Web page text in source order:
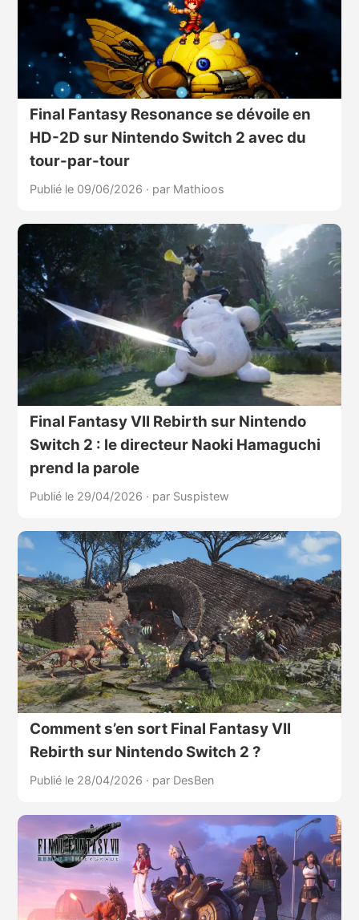
Final Fantasy Resonance se dévoile en
HD-2D sur Nintendo Switch 2 avec du
tour-par-tour
Publié le 09/06/2026 · par Mathioos
Final Fantasy VII Rebirth sur Nintendo
Switch 2 : le directeur Naoki Hamaguchi
prend la parole
Publié le 29/04/2026 · par Suspistew
Comment s’en sort Final Fantasy VII
Rebirth sur Nintendo Switch 2 ?
Publié le 28/04/2026 · par DesBen